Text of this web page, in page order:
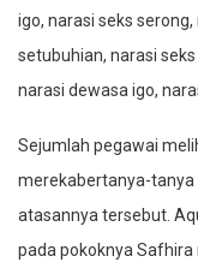
igo, narasi seks
setubuhian, narasi
narasi dewasa igo,
Sejumlah pegawai
merekabertanya-tanya
atasannya tersebut.
pada pokoknya